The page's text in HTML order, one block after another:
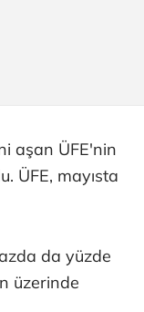
aşan ÜFE'nin
ÜFE, mayısta
da yüzde
üzerinde